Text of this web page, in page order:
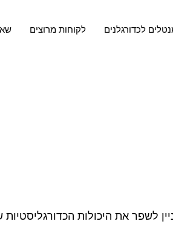
לכדורגלנים לקוחות מרוצים
את היכולות הכדורגליסטיות